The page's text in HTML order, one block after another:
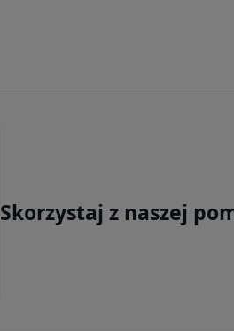
Skorzystaj z naszej